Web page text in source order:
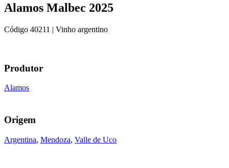
Alamos Malbec 2025
Código 40211 | Vinho argentino
Produtor
Alamos
Origem
Argentina, Mendoza, Valle de Uco